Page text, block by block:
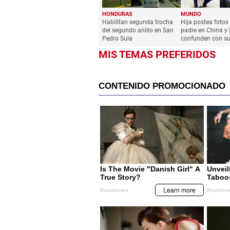
HONDURAS
Habilitan segunda trocha
del segundo anillo en San
Pedro Sula
MUNDO
Hija postea fotos
padre en China y
confunden con
MIS TEMAS PREFERIDOS